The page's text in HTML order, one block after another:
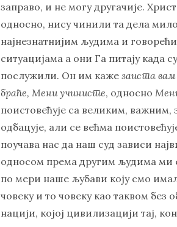
заправо, и не могу другачије.
односно, нису чинили та дела
најнезнатнијим људима и
ситуацијама а они Га питају када
послужили. Он им кажезаиста вам
браће, Мени учинисте, односно
поистовећује са великим,
одбацује, али се већма
поучава нас да наш суд зависи
односом према другим људима ми
по мери наше љубави коју смо
човеку и то човеку као таквом без
нацији, којој цивилизацији тај,